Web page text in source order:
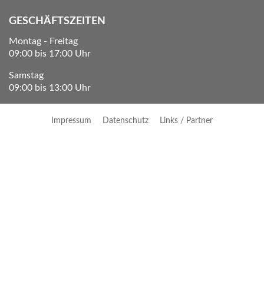
GESCHÄFTSZEITEN
Montag - Freitag
09:00 bis 17:00 Uhr
Samstag
09:00 bis 13:00 Uhr
Impressum Datenschutz Links / Partner